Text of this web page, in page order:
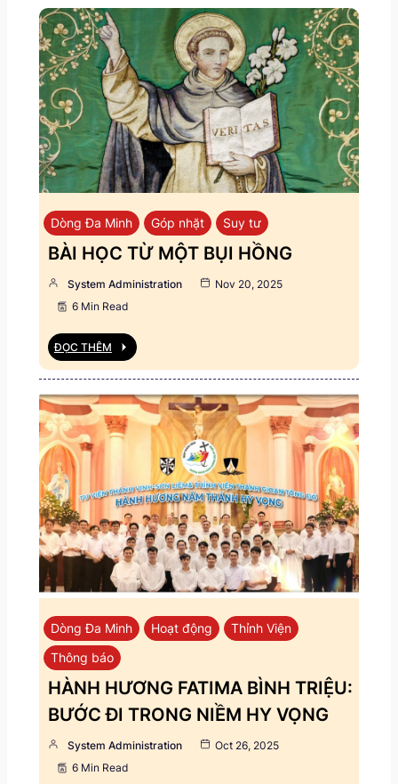
Dòng Đa Minh Góp nhặt Suy tư
BÀI HỌC TỪ MỘT BỤI HỒNG
System Administration
Nov 20, 2025
6 Min Read
ĐỌC THÊM
Dòng Đa Minh Hoạt động
Thỉnh Viện
Thông báo
HÀNH HƯƠNG FATIMA BÌNH TRIỆU:
BƯỚC ĐI TRONG NIỀM HY VỌNG
System Administration
Oct 26, 2025
6 Min Read